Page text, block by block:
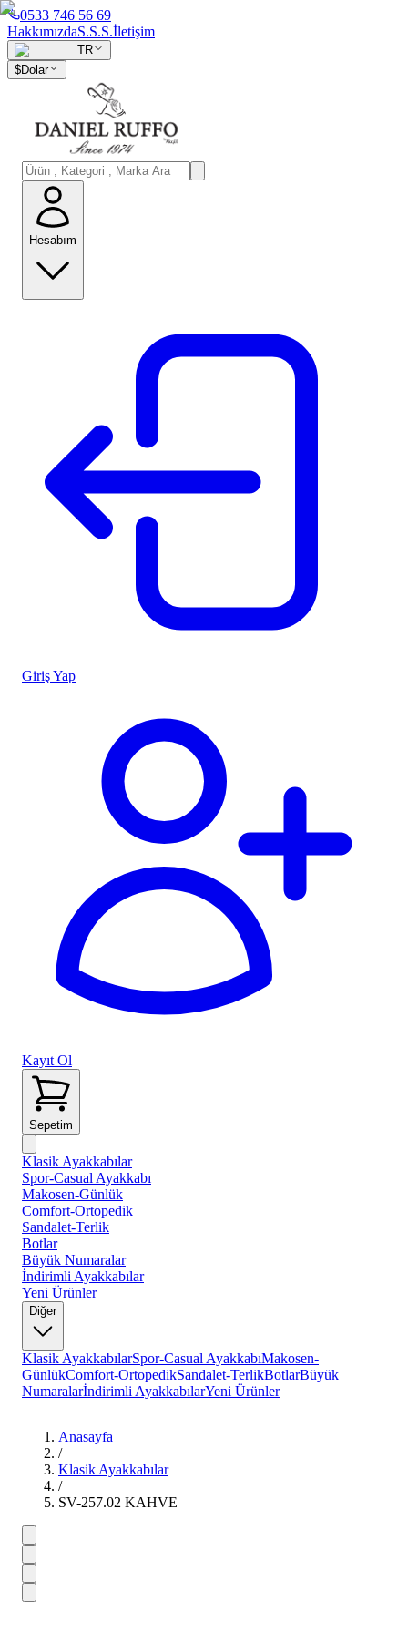
0533 746 56 69
HakkımızdaS.S.S.İletişim
TR
$Dolar
Hesabım
Giriş Yap
Kayıt Ol
Sepetim
Klasik Ayakkabılar
Spor-Casual Ayakkabı
Makosen-Günlük
Comfort-Ortopedik
Sandalet-Terlik
Botlar
Büyük Numaralar
İndirimli Ayakkabılar
Yeni Ürünler
Diğer
Klasik AyakkabılarSpor-Casual AyakkabıMakosen-
GünlükComfort-OrtopedikSandalet-TerlikBotlarBüyük
Numaralarİndirimli AyakkabılarYeni Ürünler
Anasayfa
/
Klasik Ayakkabılar
/
SV-257.02 KAHVE